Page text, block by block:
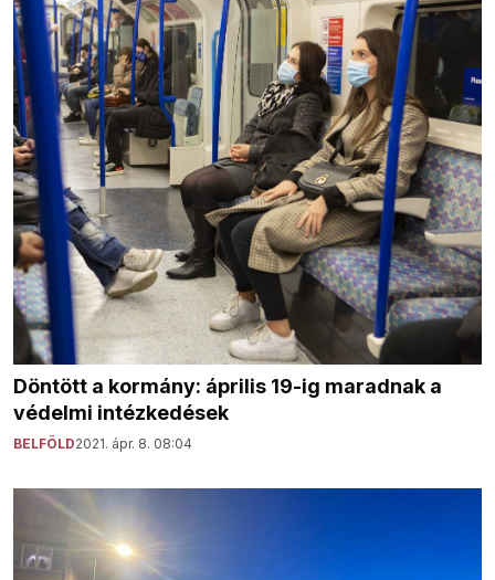
Döntött a kormány: április 19-ig maradnak a
védelmi intézkedések
BELFÖLD2021. ápr. 8. 08:04